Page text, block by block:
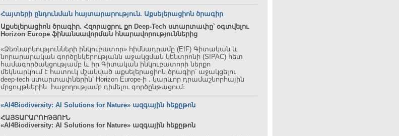
Հայտերի ընդունման հայտարարություն. Աքսելերացիոն ծրագիր
Աքսելերացիոն ծրագիր. Հզորացրու քո Deep-Tech ստարտափը՝ օգտվելու
Horizon Europe ֆինանսավորման հնարավորություններից
«Ձեռնարկությունների ինկուբատոր» հիմնադրամը (EIF) Գիտական և
նորարարական գործընկերությանն աջակցման կենտրոն ի (SIPAC) հետ
համագործակցությամբ և իր Գիտական ինկուբատորի ներքո
մեկնարկում է հատուկ մշակված աքսելերացիոն ծրագիր՝ աջակցելու
deep-tech ստարտափներին՝ Horizon Europe-ի ․ կարևոր դրամաշնորհային
մրցույթներին հաջողությամբ դիմելու գործընթացում։
«AI4Biodiversity: AI Solutions for Nature» ազգային հեքըթոն
ՀԱՅՏԱՐԱՐՈՒԹՅՈՒՆ
«AI4Biodiversity: AI Solutions for Nature» ազգային հեքըթոն